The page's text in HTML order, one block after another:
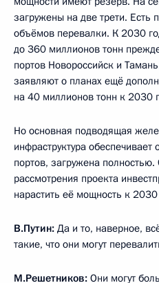
загружены на две трети. Есть
объёмов перевалки. К 2030
до 360 миллионов тонн
портов Новороссийск и
заявляют о планах ещё
на 40 миллионов тонн к 2030
Но основная подводящая
инфраструктура обеспечивает
портов, загружена
рассмотрения проекта
нарастить её мощность к
В.Путин: Да и то, наверное,
такие, что они могут
М.Решетников: Они могут